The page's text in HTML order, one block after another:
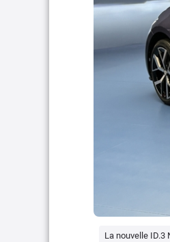
La nouvelle ID.3